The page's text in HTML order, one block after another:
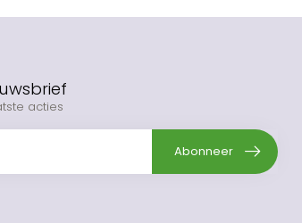
acties
Abonneer